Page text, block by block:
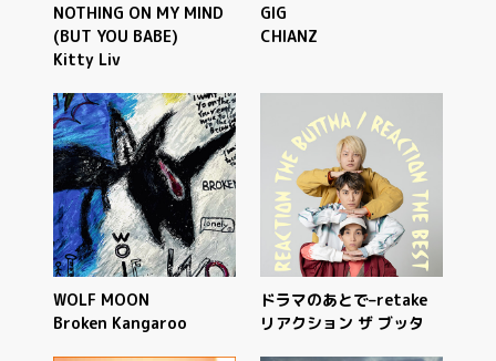
NOTHING ON MY MIND
(BUT YOU BABE)
Kitty Liv
GIG
CHIANZ
WOLF MOON
Broken Kangaroo
ドラマのあとで–retake
リアクション ザ ブッタ